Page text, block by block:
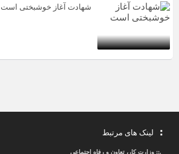
شهادت آغاز خوشبختی است
لینک های مرتبط
.::وزارت کار، تعاون و رفاه اجتماعی